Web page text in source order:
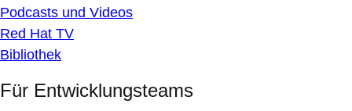
Podcasts und Videos
Red Hat TV
Bibliothek
Für Entwicklungsteams